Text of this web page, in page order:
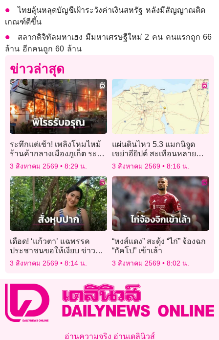
ไทยลุ้นหลุดบัญชีเฝ้าระวังค่าเงินสหรัฐ หลังมีสัญญาณติด
เกณฑ์ดีขึ้น
สลากดิจิทัลมหาเฮง มีมหาเศรษฐีใหม่ 2 คน คนแรกถูก 66
ล้าน อีกคนถูก 60 ล้าน
ข่าวล่าสุด
ระทึกแต่เช้า! เพลิงโหมไหม้
ร้านค้ากลางเมืองภูเก็ต ระดม
รถดับเพลิงสกัดไฟวุ่น
3 สิงหาคม 2569 8:29 น.
แผ่นดินไหว 5.3 แมกนิจูด
เขย่าอียิปต์ สะเทือนหลาย
ประเทศในภูมิภาค
3 สิงหาคม 2569 8:16 น.
เดือด! ‘แก้วตา’ แฉพรรค
ประชาชนขอให้เงียบ ข่าว
คุกคามทางเพศอ้าง ‘พรรค
3 สิงหาคม 2569 8:14 น.
“หงส์แดง” สะดุ้ง “ไก่” จ้องฉก
“กัคโป” เข้าเล้า
3 สิงหาคม 2569 8:02 น.
อ่านความจริง อ่านเดลินิวส์